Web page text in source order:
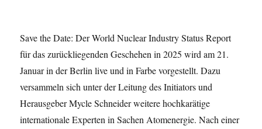
Save the Date: Der World Nuclear Industry Status Report
für das zurückliegenden Geschehen in 2025 wird am 21.
Januar in der Berlin live und in Farbe vorgestellt. Dazu
versammeln sich unter der Leitung des Initiators und
Herausgeber Mycle Schneider weitere hochkarätige
internationale Experten in Sachen Atomenergie. Nach einer